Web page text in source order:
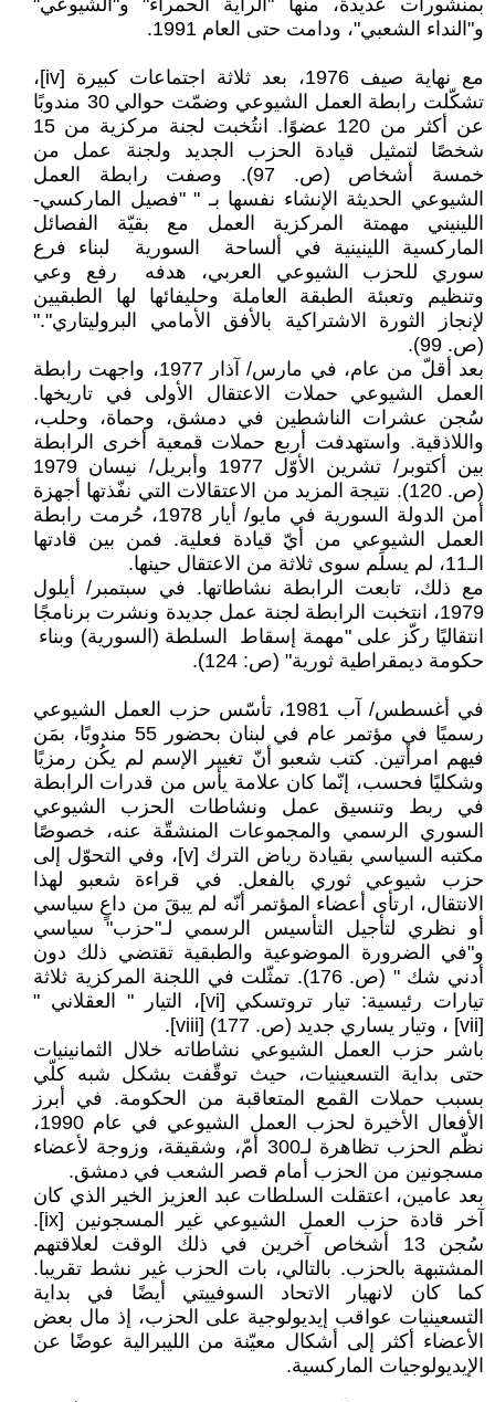
بمنشورات عديدة، منها "الراية الحمراء" و"الشيوعي"
و"النداء الشعبي"، ودامت حتى العام 1991.
مع نهاية صيف 1976، بعد ثلاثة اجتماعات كبيرة [iv]،
تشكّلت رابطة العمل الشيوعي وضمّت حوالي 30 مندوبًا
عن أكثر من 120 عضوًا. انتُخبت لجنة مركزية من 15
شخصًا لتمثيل قيادة الحزب الجديد ولجنة عمل من
خمسة أشخاص (ص. 97). وصفت رابطة العمل
الشيوعي الحديثة الإنشاء نفسها بـ " "فصيل الماركسي-
اللينيني مهمتة المركزية العمل مع بقيّة الفصائل
الماركسية اللينينية في ألساحة السورية لبناء فرع
سوري للحزب الشيوعي العربي، هدفه رفع وعي
وتنظيم وتعبئة الطبقة العاملة وحليفائها لها الطبقيين
لإنجاز الثورة الاشتراكية بالأفق الأمامي البروليتاري"."
(ص. 99).
بعد أقلّ من عام، في مارس/ آذار 1977، واجهت رابطة
العمل الشيوعي حملات الاعتقال الأولى في تاريخها.
سُجن عشرات الناشطين في دمشق، وحماة، وحلب،
واللاذقية. واستهدفت أربع حملات قمعية أخرى الرابطة
بين أكتوبر/ تشرين الأوّل 1977 وأبريل/ نيسان 1979
(ص. 120). نتيجة المزيد من الاعتقالات التي نفّذتها أجهزة
أمن الدولة السورية في مايو/ أيار 1978، حُرمت رابطة
العمل الشيوعي من أيّ قيادة فعلية. فمن بين قادتها
الـ11، لم يسلَم سوى ثلاثة من الاعتقال حينها.
مع ذلك، تابعت الرابطة نشاطاتها. في سبتمبر/ أيلول
1979، انتخبت الرابطة لجنة عمل جديدة ونشرت برنامجًا
انتقاليًا ركّز على "مهمة إسقاط السلطة (السورية) وبناء
حكومة ديمقراطية ثورية" (ص: 124).
في أغسطس/ آب 1981، تأسّس حزب العمل الشيوعي
رسميًا في مؤتمر عام في لبنان بحضور 55 مندوبًا، بمَن
فيهم امرأتين. كتب شعبو أنّ تغيير الإسم لم يكُن رمزيًا
وشكليًا فحسب، إنّما كان علامة يأس من قدرات الرابطة
في ربط وتنسيق عمل ونشاطات الحزب الشيوعي
السوري الرسمي والمجموعات المنشقّة عنه، خصوصًا
مكتبه السياسي بقيادة رياض الترك [v]، وفي التحوّل إلى
حزب شيوعي ثوري بالفعل. في قراءة شعبو لهذا
الانتقال، ارتأى أعضاء المؤتمر أنّه لم يبقَ من داعٍ سياسي
أو نظري لتأجيل التأسيس الرسمي لـ"حزب" سياسي
و"في الضرورة الموضوعية والطبقية تقتضي ذلك دون
أدني شك " (ص. 176). تمثّلت في اللجنة المركزية ثلاثة
تيارات رئيسية: تيار تروتسكي [vi]، التيار " العقلاني "
[vii] ، وتيار يساري جديد (ص. 177) [viii].
باشر حزب العمل الشيوعي نشاطاته خلال الثمانينيات
حتى بداية التسعينيات، حيث توقّفت بشكل شبه كلّي
بسبب حملات القمع المتعاقبة من الحكومة. في أبرز
الأفعال الأخيرة لحزب العمل الشيوعي في عام 1990،
نظّم الحزب تظاهرة لـ300 أمّ، وشقيقة، وزوجة لأعضاء
مسجونين من الحزب أمام قصر الشعب في دمشق.
بعد عامين، اعتقلت السلطات عبد العزيز الخير الذي كان
آخر قادة حزب العمل الشيوعي غير المسجونين [ix].
سُجن 13 أشخاص آخرين في ذلك الوقت لعلاقتهم
المشتبهة بالحزب. بالتالي، بات الحزب غير نشط تقريبا.
كما كان لانهيار الاتحاد السوفييتي أيضًا في بداية
التسعينيات عواقب إيديولوجية على الحزب، إذ مال بعض
الأعضاء أكثر إلى أشكال معيّنة من الليبرالية عوضًا عن
الإيديولوجيات الماركسية.